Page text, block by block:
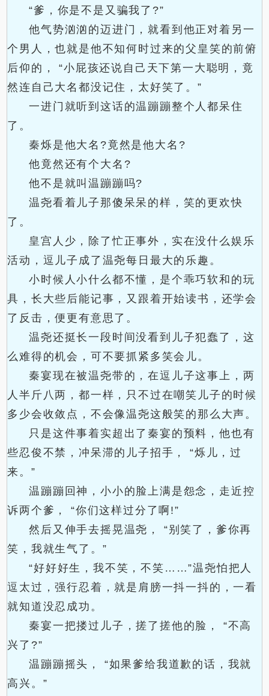
“爹，你是不是又骗我了?”
他气势汹汹的迈进门，就看到他正对着另一
个男人，也就是他不知何时过来的父皇笑的前俯
后仰的， “小屁孩还说自己天下第一大聪明，竟
然连自己大名都没记住，太好笑了。”
一进门就听到这话的温蹦蹦整个人都呆住
了。
秦烁是他大名?竟然是他大名?
他竟然还有个大名?
他不是就叫温蹦蹦吗?
温尧看着儿子那傻呆呆的样，笑的更欢快
了。
皇宫人少，除了忙正事外，实在没什么娱乐
活动，逗儿子成了温尧每日最大的乐趣。
小时候人小什么都不懂，是个乖巧软和的玩
具，长大些后能记事，又跟着开始读书，还学会
了反击，便更有意思了。
温尧还挺长一段时间没看到儿子犯蠢了，这
么难得的机会，可不要抓紧多笑会儿。
秦宴现在被温尧带的，在逗儿子这事上，两
人半斤八两，都一样，只不过在嘲笑儿子的时候
多少会收敛点，不会像温尧这般笑的那么大声。
只是这件事着实超出了秦宴的预料，他也有
些忍俊不禁，冲呆滞的儿子招手， “烁儿，过
来。”
温蹦蹦回神，小小的脸上满是怨念，走近控
诉两个爹， “你们这样过分了啊!”
然后又伸手去摇晃温尧， “别笑了，爹你再
笑，我就生气了。”
“好好好生，我不笑，不笑……”温尧怕把人
逗太过，强行忍着，就是肩膀一抖一抖的，一看
就知道没忍成功。
秦宴一把搂过儿子，搓了搓他的脸， “不高
兴了?”
温蹦蹦摇头， “如果爹给我道歉的话，我就
高兴。”